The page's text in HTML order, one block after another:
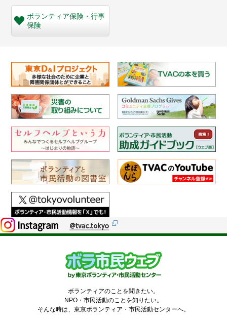
ボランティア保険・行事
保険
ボランティアのことを聞きたい。
NPO・市民活動のことを知りたい。
そんな時は、東京ボランティア・市民活動センターへ。